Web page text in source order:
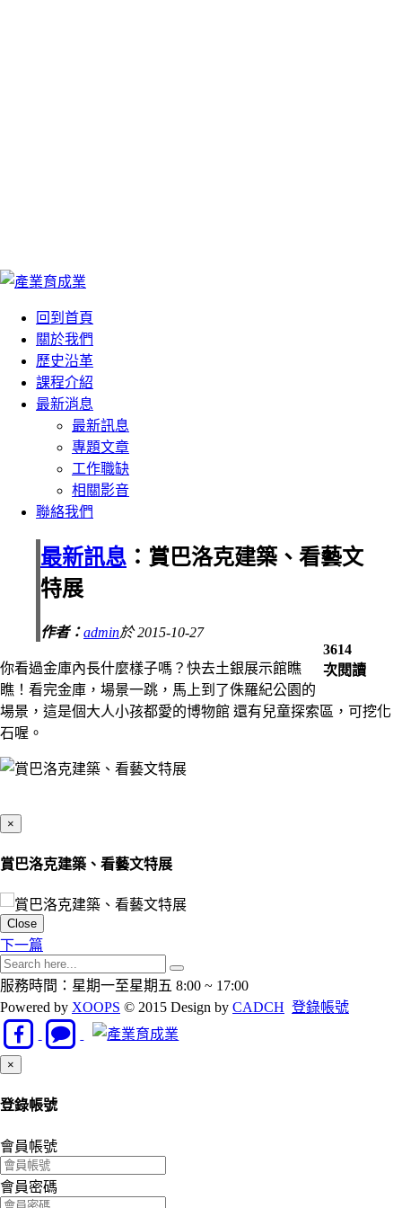
回到首頁
關於我們
歷史沿革
課程介紹
最新消息
最新訊息
專題文章
工作職缺
相關影音
聯絡我們
最新訊息 ：賞巴洛克建築、看藝文
特展
作者：admin於 2015-10-27
3614
次閱讀
你看過金庫內長什麼樣子嗎？快去土銀展示館瞧
瞧！看完金庫，場景一跳，馬上到了侏羅紀公園的
場景，這是個大人小孩都愛的博物館 還有兒童探索區，可挖化
石喔。
×
賞巴洛克建築、看藝文特展
Close
下一篇
服務時間：星期一至星期五 8:00 ~ 17:00
Powered by XOOPS © 2015 Design by CADCH 登錄帳號
×
登錄帳號
會員帳號
會員密碼